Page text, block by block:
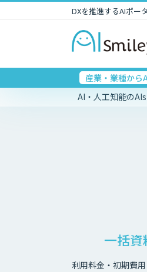
DXを推進するAIポー
産業・業種から
AI・人工知能の
一括
利用料金・初期費